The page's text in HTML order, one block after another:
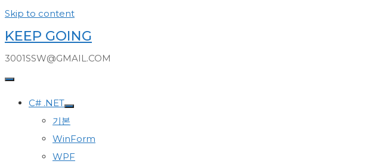
Skip to content
KEEP GOING
3001SSW@GMAIL.COM
C# .NET
기본
WinForm
WPF